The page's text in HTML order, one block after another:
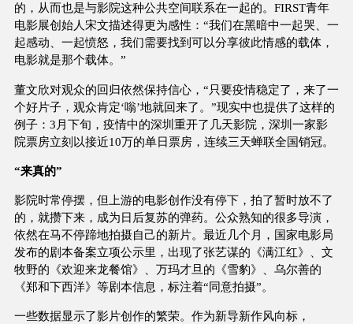
的，从而也是与影院这种公共空间联系在一起的。FIRST青年
电影展创始人宋文描述得更为感性：“我们在黑暗中一起哭、一
起感动、一起愤怒，我们需要找到可以分享彼此情感的载体，
电影就是那个载体。”
董文欣对观众的回归依然保持信心，“只要疫情稳定了，来了一
个好片子，观众肯定‘嗡’地就回来了。”现实中也提供了这样的
例子：3月下旬，疫情中的深圳重开了几天影院，深圳一家影
院票房立刻以接近10万的单日票房，连续三天蝉联全国销冠。
“来真的”
影院时常停摆，但上游的电影创作没有停下，拍了暂时放不了
的，就攒下来，成为日后复苏的弹药。公众熟知的很多导演，
依然在马不停蹄地拍摄自己的新片。最近几个月，国家电影局
发布的剧本备案立项公示里，出现了张艺谋的《满江红》、文
牧野的《欢迎来龙餐馆》、万玛才旦的《雪豹》、乌尔善的
《郑和下西洋》等剧本信息，标注着“同意拍摄”。
一些数据显示了影片创作的繁荣。作为新导新作风向标，